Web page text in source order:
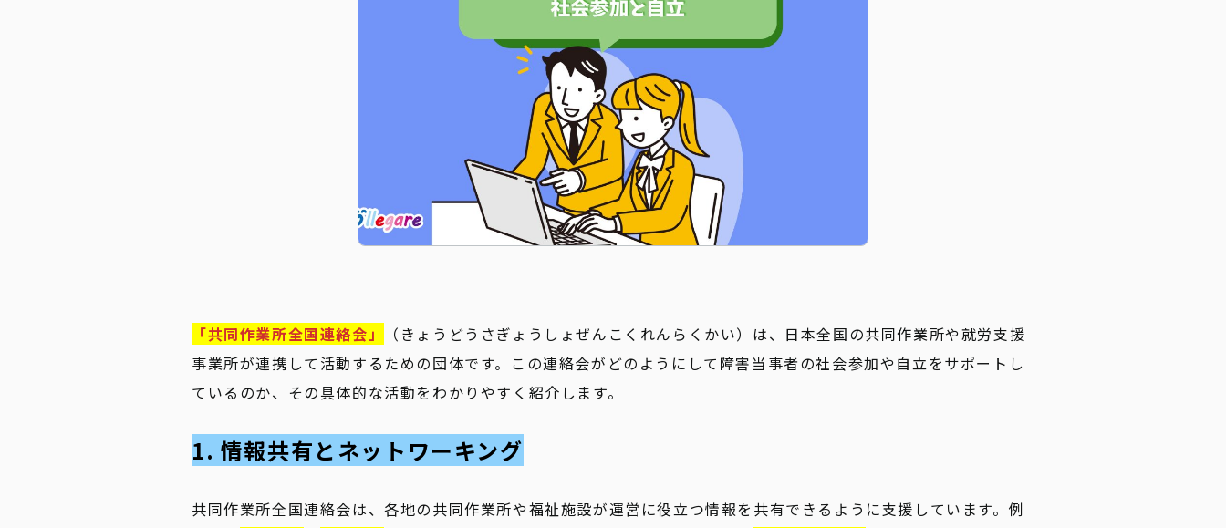
新着情報
「共同作業所全国連絡会」
（きょうどうさぎょうしょぜんこくれんらくかい）は、日本全国の共同作業所や就労支援
事業所が連携して活動するための団体です。この連絡会がどのようにして障害当事者の社会参加や自立をサポートし
ているのか、その具体的な活動をわかりやすく紹介します。
1. 情報共有とネットワーキング
共同作業所全国連絡会は、各地の共同作業所や福祉施設が運営に役立つ情報を共有できるように支援しています。例